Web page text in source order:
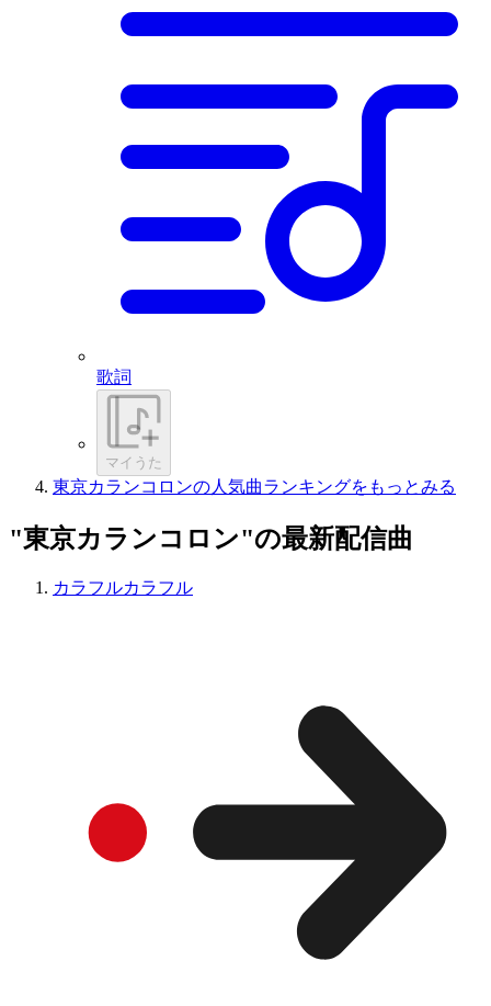
歌詞
マイうた
東京カランコロンの人気曲ランキングをもっとみる
"東京カランコロン"の最新配信曲
カラフルカラフル